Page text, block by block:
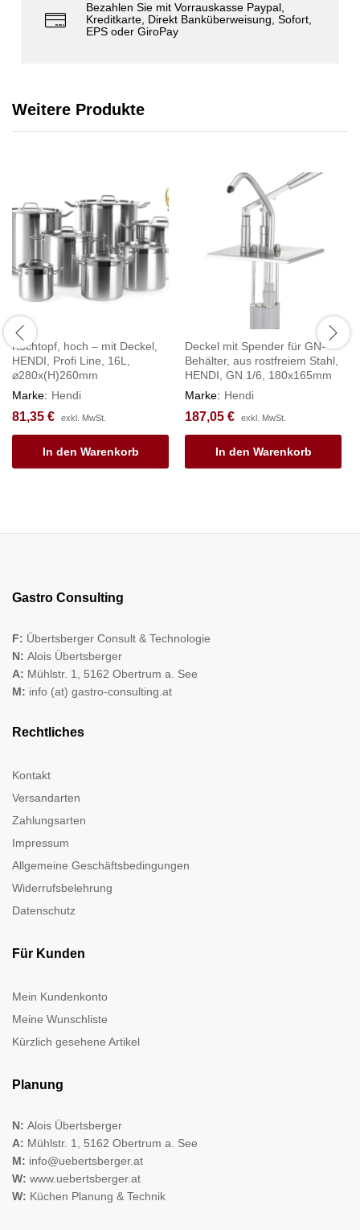
Bezahlen Sie mit Vorrauskasse Paypal,
Kreditkarte, Direkt Banküberweisung, Sofort,
EPS oder GiroPay
Weitere Produkte
Kochtopf, hoch – mit Deckel,
HENDI, Profi Line, 16L,
⌀280x(H)260mm
Marke: Hendi
81,35 € exkl. MwSt.
In den Warenkorb
Deckel mit Spender für GN-
Behälter, aus rostfreiem Stahl,
HENDI, GN 1/6, 180x165mm
Marke: Hendi
187,05 € exkl. MwSt.
In den Warenkorb
Gastro Consulting
F: Übertsberger Consult & Technologie
N: Alois Übertsberger
A: Mühlstr. 1, 5162 Obertrum a. See
M: info (at) gastro-consulting.at
Rechtliches
Kontakt
Versandarten
Zahlungsarten
Impressum
Allgemeine Geschäftsbedingungen
Widerrufsbelehrung
Datenschutz
Für Kunden
Mein Kundenkonto
Meine Wunschliste
Kürzlich gesehene Artikel
Planung
N: Alois Übertsberger
A: Mühlstr. 1, 5162 Obertrum a. See
M: info@uebertsberger.at
W: www.uebertsberger.at
W: Küchen Planung & Technik